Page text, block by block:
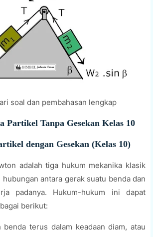
soal dan pembahasan lengkap
Partikel Tanpa Gesekan Kelas 10
dengan Gesekan (Kelas 10)
adalah tiga hukum mekanika klasik
antara gerak suatu benda dan
padanya. Hukum-hukum ini dapat
berikut:
benda terus dalam keadaan diam, atau